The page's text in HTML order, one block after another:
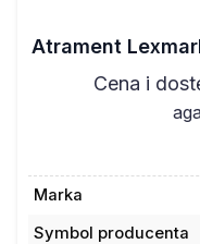
Atrament
Cena i
Marka
Symbol producenta